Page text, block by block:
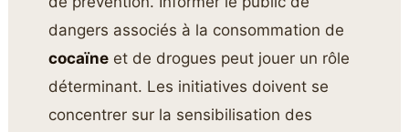
dangers associés à la consommation de
cocaïne et de drogues peut jouer un rôle
déterminant. Les initiatives doivent se
concentrer sur la sensibilisation des